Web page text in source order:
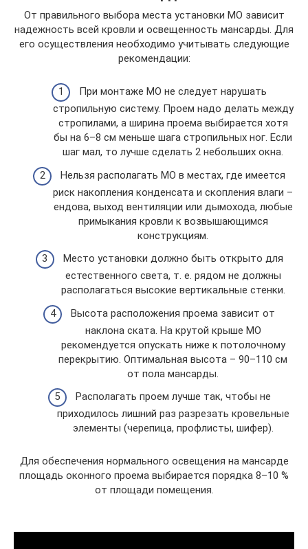
От правильного выбора места установки МО зависит
надежность всей кровли и освещенность мансарды. Для
его осуществления необходимо учитывать следующие
рекомендации:
При монтаже МО не следует нарушать
стропильную систему. Проем надо делать между
стропилами, а ширина проема выбирается хотя
бы на 6–8 см меньше шага стропильных ног. Если
шаг мал, то лучше сделать 2 небольших окна.
Нельзя располагать МО в местах, где имеется
риск накопления конденсата и скопления влаги –
ендова, выход вентиляции или дымохода, любые
примыкания кровли к возвышающимся
конструкциям.
Место установки должно быть открыто для
естественного света, т. е. рядом не должны
располагаться высокие вертикальные стенки.
Высота расположения проема зависит от
наклона ската. На крутой крыше МО
рекомендуется опускать ниже к потолочному
перекрытию. Оптимальная высота – 90–110 см
от пола мансарды.
Располагать проем лучше так, чтобы не
приходилось лишний раз разрезать кровельные
элементы (черепица, профлисты, шифер).
Для обеспечения нормального освещения на мансарде
площадь оконного проема выбирается порядка 8–10 %
от площади помещения.